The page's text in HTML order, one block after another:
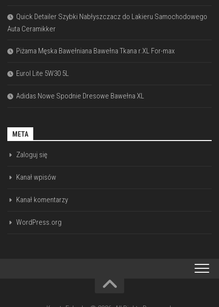
Quick Detailer Szybki Nabłyszczacz do Lakieru Samochodowego
Auta Ceramikker
Piżama Męska Bawełniana Bawełna Tkana r.XL For-max
Eurol Lite 5W30 5L
Adidas Nowe Spodnie Dresowe Bawełna XL
META
Zaloguj się
Kanał wpisów
Kanał komentarzy
WordPress.org